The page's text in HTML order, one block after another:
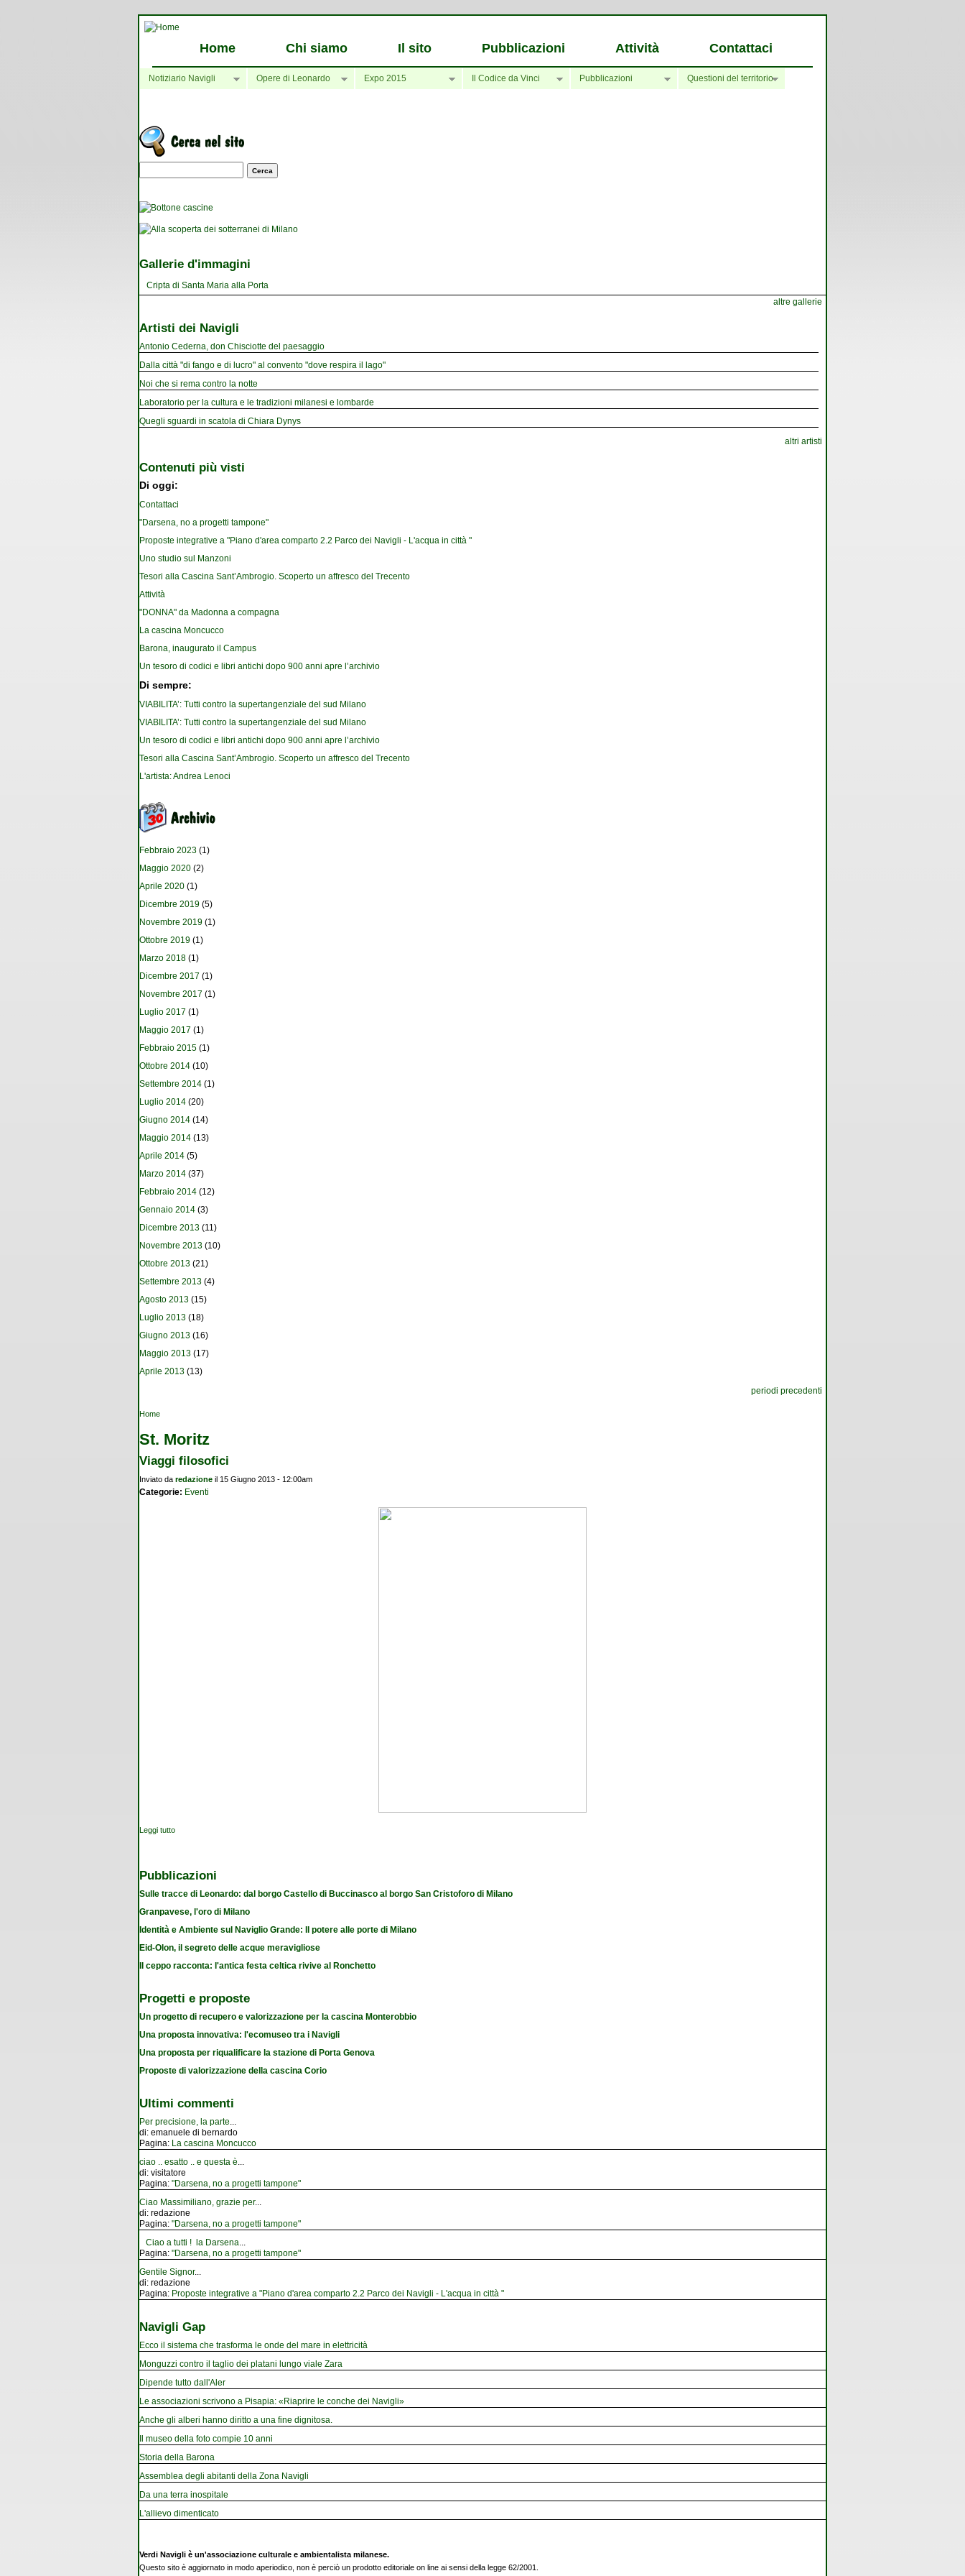
Home Chi siamo Il sito Pubblicazioni Attività Contattaci
Notiziario Navigli Opere di Leonardo Expo 2015 Il Codice da Vinci Pubblicazioni Questioni del territorio
Maschera di ricerca
Gallerie d'immagini
Cripta di Santa Maria alla Porta
altre gallerie
Artisti dei Navigli
Antonio Cederna, don Chisciotte del paesaggio
Dalla città "di fango e di lucro" al convento "dove respira il lago"
Noi che si rema contro la notte
Laboratorio per la cultura e le tradizioni milanesi e lombarde
Quegli sguardi in scatola di Chiara Dynys
altri artisti
Contenuti più visti
Di oggi:
Contattaci
"Darsena, no a progetti tampone"
Proposte integrative a "Piano d'area comparto 2.2 Parco dei Navigli - L'acqua in città "
Uno studio sul Manzoni
Tesori alla Cascina Sant’Ambrogio. Scoperto un affresco del Trecento
Attività
"DONNA" da Madonna a compagna
La cascina Moncucco
Barona, inaugurato il Campus
Un tesoro di codici e libri antichi dopo 900 anni apre l’archivio
Di sempre:
VIABILITA’: Tutti contro la supertangenziale del sud Milano
VIABILITA’: Tutti contro la supertangenziale del sud Milano
Un tesoro di codici e libri antichi dopo 900 anni apre l’archivio
Tesori alla Cascina Sant’Ambrogio. Scoperto un affresco del Trecento
L'artista: Andrea Lenoci
Febbraio 2023 (1)
Maggio 2020 (2)
Aprile 2020 (1)
Dicembre 2019 (5)
Novembre 2019 (1)
Ottobre 2019 (1)
Marzo 2018 (1)
Dicembre 2017 (1)
Novembre 2017 (1)
Luglio 2017 (1)
Maggio 2017 (1)
Febbraio 2015 (1)
Ottobre 2014 (10)
Settembre 2014 (1)
Luglio 2014 (20)
Giugno 2014 (14)
Maggio 2014 (13)
Aprile 2014 (5)
Marzo 2014 (37)
Febbraio 2014 (12)
Gennaio 2014 (3)
Dicembre 2013 (11)
Novembre 2013 (10)
Ottobre 2013 (21)
Settembre 2013 (4)
Agosto 2013 (15)
Luglio 2013 (18)
Giugno 2013 (16)
Maggio 2013 (17)
Aprile 2013 (13)
periodi precedenti
Tu sei qui
Home
St. Moritz
Viaggi filosofici
Inviato da redazione il 15 Giugno 2013 - 12:00am
Categorie: Eventi
Leggi tutto
Pubblicazioni
Sulle tracce di Leonardo: dal borgo Castello di Buccinasco al borgo San Cristoforo di Milano
Granpavese, l'oro di Milano
Identità e Ambiente sul Naviglio Grande: Il potere alle porte di Milano
Eid-Olon, il segreto delle acque meravigliose
Il ceppo racconta: l'antica festa celtica rivive al Ronchetto
Progetti e proposte
Un progetto di recupero e valorizzazione per la cascina Monterobbio
Una proposta innovativa: l'ecomuseo tra i Navigli
Una proposta per riqualificare la stazione di Porta Genova
Proposte di valorizzazione della cascina Corio
Ultimi commenti
Per precisione, la parte...
di: emanuele di bernardo
Pagina: La cascina Moncucco
ciao .. esatto .. e questa è...
di: visitatore
Pagina: "Darsena, no a progetti tampone"
Ciao Massimiliano, grazie per...
di: redazione
Pagina: "Darsena, no a progetti tampone"
Ciao a tutti ! la Darsena...
Pagina: "Darsena, no a progetti tampone"
Gentile Signor...
di: redazione
Pagina: Proposte integrative a "Piano d'area comparto 2.2 Parco dei Navigli - L'acqua in città "
Navigli Gap
Ecco il sistema che trasforma le onde del mare in elettricità
Monguzzi contro il taglio dei platani lungo viale Zara
Dipende tutto dall'Aler
Le associazioni scrivono a Pisapia: «Riaprire le conche dei Navigli»
Anche gli alberi hanno diritto a una fine dignitosa.
Il museo della foto compie 10 anni
Storia della Barona
Assemblea degli abitanti della Zona Navigli
Da una terra inospitale
L'allievo dimenticato
Verdi Navigli è un'associazione culturale e ambientalista milanese.
Questo sito è aggiornato in modo aperiodico, non è perciò un prodotto editoriale on line ai sensi della legge 62/2001.